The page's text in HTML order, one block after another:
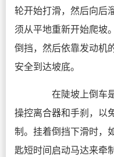
轮开始打滑，然后向后
须从平地重新开始爬坡
倒挡，然后依靠发动机
安全到达坡底。
在陡坡上倒车是
操控离合器和手刹，以
制。挂着倒挡下滑时，
匙短时间启动马达来牵